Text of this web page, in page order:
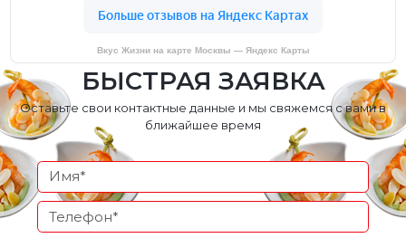
Вкус Жизни на карте Москвы — Яндекс Карты
БЫСТРАЯ ЗАЯВКА
Оставьте свои контактные данные и мы свяжемся с вами в
ближайшее время